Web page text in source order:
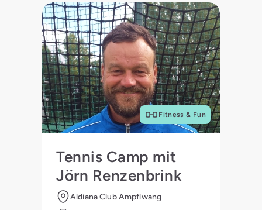
Fitness & Fun
Tennis Camp mit
Jörn Renzenbrink
Aldiana Club Ampflwang